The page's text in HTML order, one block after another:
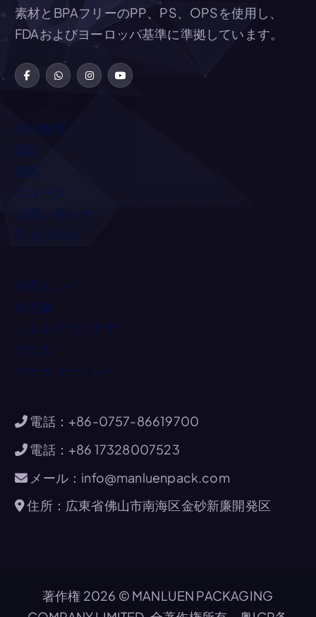
素材とBPAフリーのPP、PS、OPSを使用し、
FDAおよびヨーロッパ基準に準拠しています。
会社概要
認証
製品
ニュース
お問い合わせ
E-カタログ
寿司トレイ
弁当箱
シェルフコンテナ
ボウル
パーティートレイ
電話：+86-0757-86619700
電話：+86 17328007523
メール：info@manluenpack.com
住所：広東省佛山市南海区金砂新廉開発区
著作権 2026 © MANLUEN PACKAGING